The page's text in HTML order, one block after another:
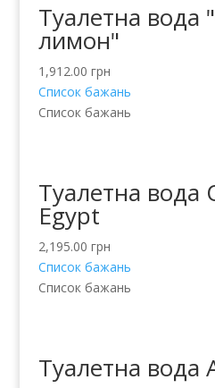
Туалетна вода
лимон"
1,912.00 грн
Список бажань
Список бажань
Туалетна вода
Egypt
2,195.00 грн
Список бажань
Список бажань
Туалетна вода